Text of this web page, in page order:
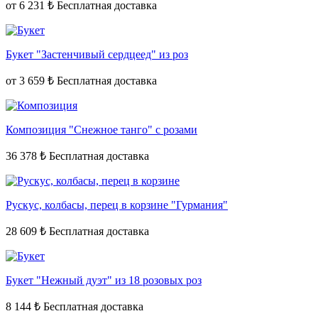
от 6 231 ₺
Букет "Застенчивый сердцеед" из роз
от 3 659 ₺
Композиция "Снежное танго" с розами
36 378 ₺
Рускус, колбасы, перец в корзине "Гурмания"
28 609 ₺
Букет "Нежный дуэт" из 18 розовых роз
8 144 ₺